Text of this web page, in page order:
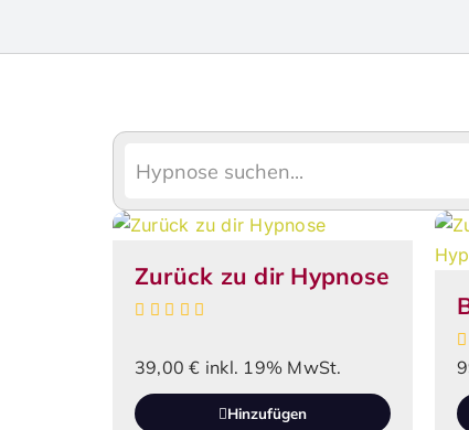
Zurück zu dir Hypnose
39,00€ inkl. 19% MwSt.
Hinzufügen